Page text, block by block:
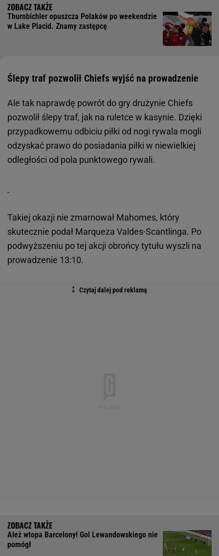
Thurnbichler opuszcza Polaków po weekendzie
w Lake Placid. Znamy zastępcę
Ślepy traf pozwolił Chiefs wyjść na prowadzenie
Ale tak naprawdę powrót do gry drużynie Chiefs
pozwolił ślepy traf, jak na ruletce w kasynie. Dzięki
przypadkowemu odbiciu piłki od nogi rywala mogli
odzyskać prawo do posiadania piłki w niewielkiej
odległości od pola punktowego rywali.
Takiej okazji nie zmarnował Mahomes, który
skutecznie podał Marqueza Valdes-Scantlinga. Po
podwyższeniu po tej akcji obrońcy tytułu wyszli na
prowadzenie 13:10.
Ależ wtopa Barcelony! Gol Lewandowskiego nie
pomógł